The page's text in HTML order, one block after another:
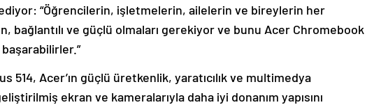
“Öğrencilerin, işletmelerin, ailelerin ve bireylerin her
bağlantılı ve güçlü olmaları gerekiyor ve bunu Acer Chromebook
başarabilirler.”
514, Acer’ın güçlü üretkenlik, yaratıcılık ve multimedya
ekran ve kameralarıyla daha iyi donanım yapısını